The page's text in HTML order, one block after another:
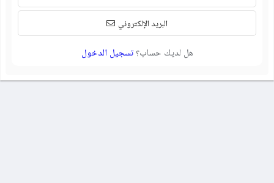
البريد الإلكتروني
هل لديك حساب؟تسجيل الدخول